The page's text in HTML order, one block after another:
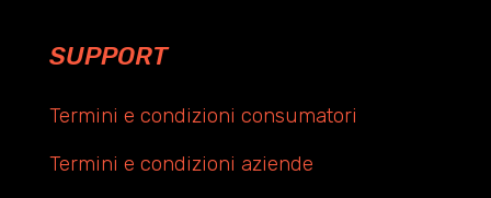
SUPPORT
Termini e condizioni consumatori
Termini e condizioni aziende